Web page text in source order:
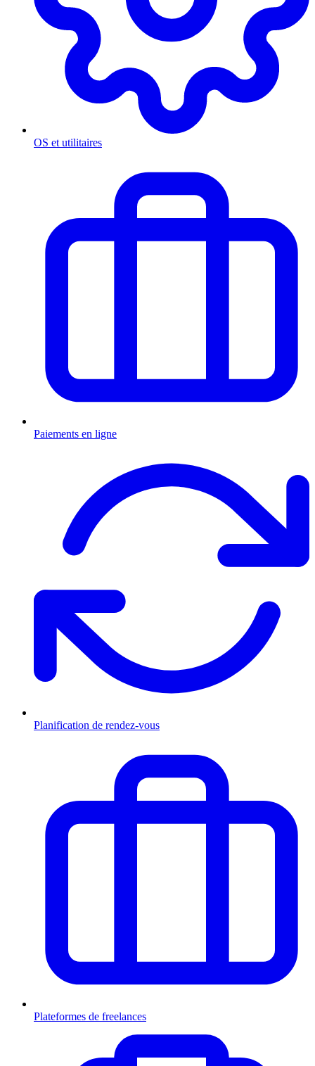
OS et utilitaires
Paiements en ligne
Planification de rendez-vous
Plateformes de freelances